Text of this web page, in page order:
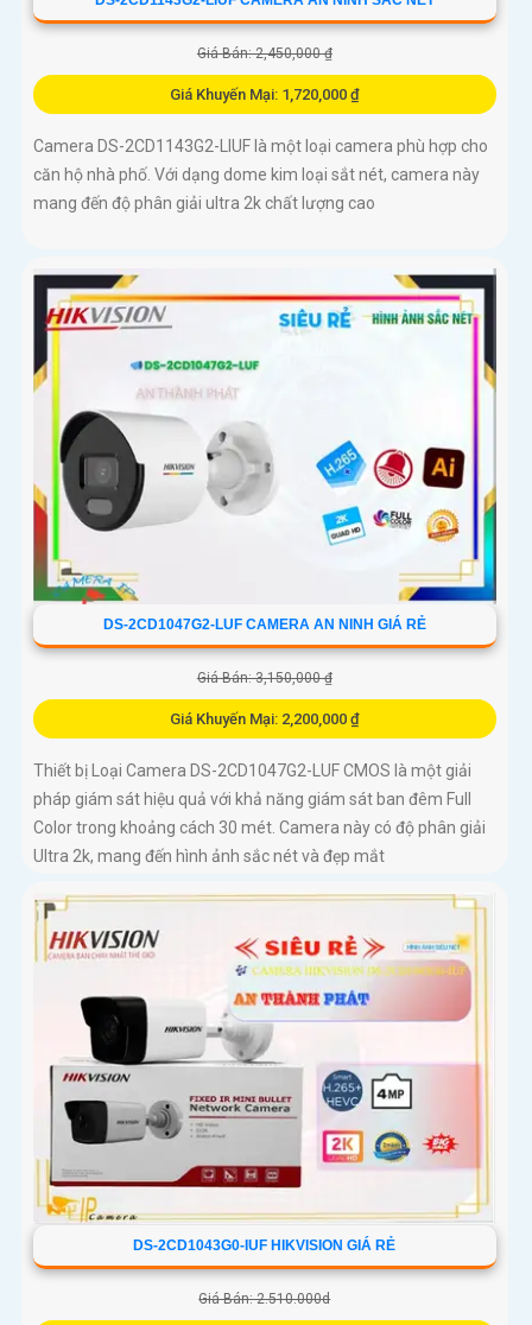
Giá Bán: 2,450,000 ₫
Giá Khuyến Mại: 1,720,000 ₫
Camera DS-2CD1143G2-LIUF là một loại camera phù hợp cho
căn hộ nhà phố. Với dạng dome kim loại sắt nét, camera này
mang đến độ phân giải ultra 2k chất lượng cao
DS-2CD1047G2-LUF CAMERA AN NINH GIÁ RẺ
Giá Bán: 3,150,000 ₫
Giá Khuyến Mại: 2,200,000 ₫
Thiết bị Loại Camera DS-2CD1047G2-LUF CMOS là một giải
pháp giám sát hiệu quả với khả năng giám sát ban đêm Full
Color trong khoảng cách 30 mét. Camera này có độ phân giải
Ultra 2k, mang đến hình ảnh sắc nét và đẹp mắt
DS-2CD1043G0-IUF HIKVISION GIÁ RẺ
Giá Bán: 2.510.000d